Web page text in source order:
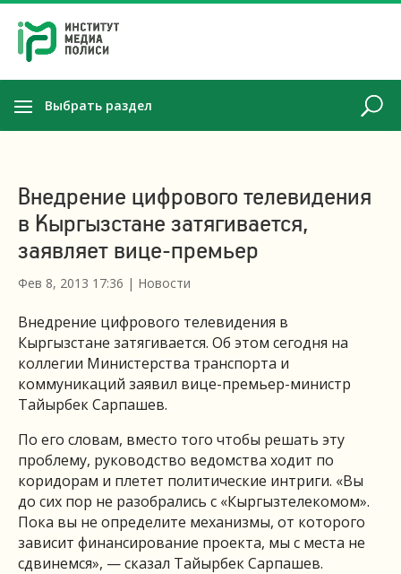
Выбрать раздел
Внедрение цифрового телевидения
в Кыргызстане затягивается,
заявляет вице-премьер
Фев 8, 2013 17:36 | Новости
Внедрение цифрового телевидения в
Кыргызстане затягивается. Об этом сегодня на
коллегии Министерства транспорта и
коммуникаций заявил вице-премьер-министр
Тайырбек Сарпашев.
По его словам, вместо того чтобы решать эту
проблему, руководство ведомства ходит по
коридорам и плетет политические интриги. «Вы
до сих пор не разобрались с «Кыргызтелекомом».
Пока вы не определите механизмы, от которого
зависит финансирование проекта, мы с места не
сдвинемся», — сказал Тайырбек Сарпашев.